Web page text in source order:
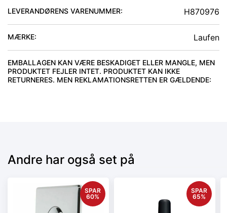
LEVERANDØRENS VARENUMMER: H870976
MÆRKE: Laufen
EMBALLAGEN KAN VÆRE BESKADIGET ELLER MANGLE, MEN
PRODUKTET FEJLER INTET. PRODUKTET KAN IKKE
RETURNERES. MEN REKLAMATIONSRETTEN ER GÆLDENDE:
Andre har også set på
SPAR
60%
SPAR
65%